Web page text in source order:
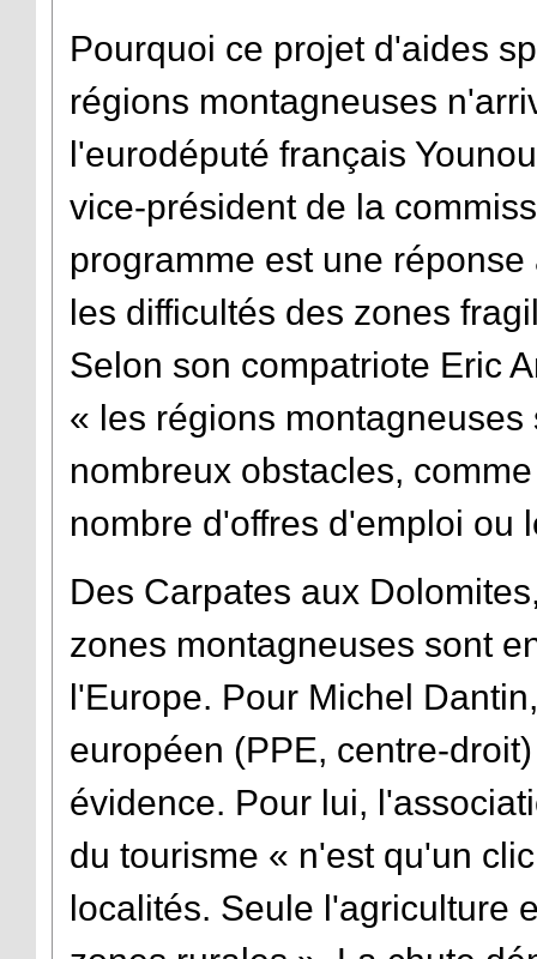
Pourquoi ce projet d'aides
régions montagneuses
l'eurodéputé français
vice-président de la
programme est une
les difficultés des zones
Selon son compatriote Eric
« les régions
nombreux obstacles,
nombre d'offres d'emploi ou
Des Carpates aux
zones montagneuses sont
l'Europe. Pour Michel
européen (PPE, centre-
évidence. Pour lui,
du tourisme « n'est qu'un
localités. Seule l'agriculture